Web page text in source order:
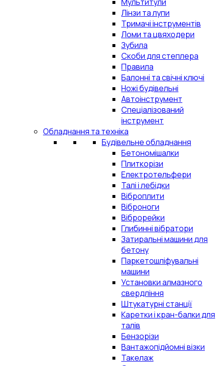
Лінзи та лупи
Тримачі інструментів
Ломи та цвяходери
Зубила
Скоби для степлера
Правила
Балонні та свічні ключі
Ножі будівельні
Автоінструмент
Спеціалізований
інструмент
Обладнання та техніка
Будівельне обладнання
Бетономішалки
Плиткорізи
Електротельфери
Талі і лебідки
Віброплити
Віброноги
Віброрейки
Глибинні вібратори
Затиральні машини для
бетону
Паркетошліфувальні
машини
Установки алмазного
свердління
Штукатурні станції
Каретки і кран-балки для
талів
Бензорізи
Вантажопідйомні візки
Такелаж